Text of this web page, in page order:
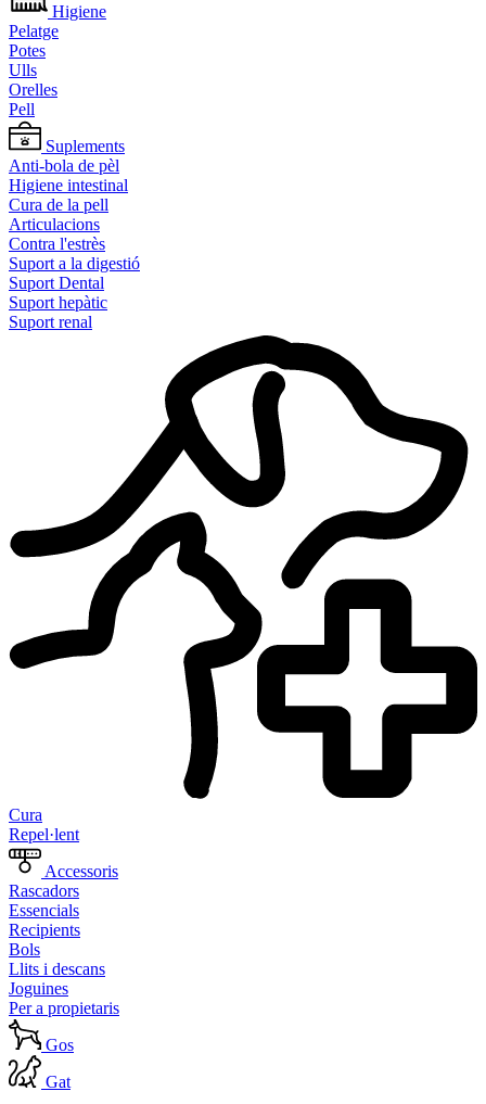
Higiene
Pelatge
Potes
Ulls
Orelles
Pell
Suplements
Anti-bola de pèl
Higiene intestinal
Cura de la pell
Articulacions
Contra l'estrès
Suport a la digestió
Suport Dental
Suport hepàtic
Suport renal
Cura
Repel·lent
Accessoris
Rascadors
Essencials
Recipients
Bols
Llits i descans
Joguines
Per a propietaris
Gos
Gat